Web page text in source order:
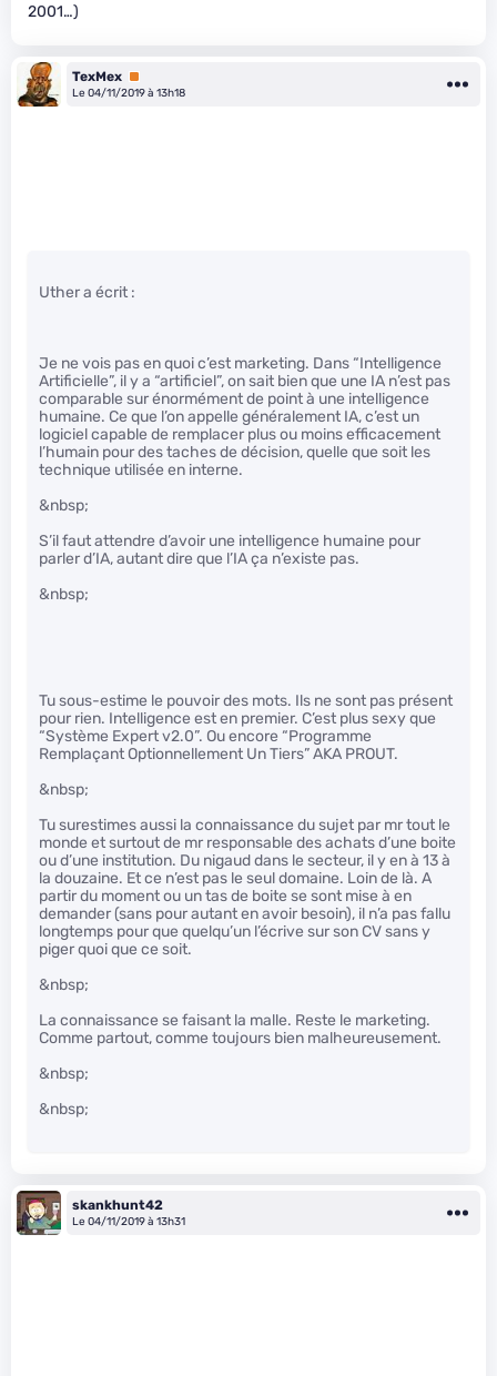
2001…)
TexMex Premium
Le 04/11/2019 à 13h18
Uther a écrit :
Je ne vois pas en quoi c’est marketing. Dans “Intelligence
Artificielle”, il y a “artificiel”, on sait bien que une IA n’est pas
comparable sur énormément de point à une intelligence
humaine. Ce que l’on appelle généralement IA, c’est un
logiciel capable de remplacer plus ou moins efficacement
l’humain pour des taches de décision, quelle que soit les
technique utilisée en interne.
&nbsp;
S’il faut attendre d’avoir une intelligence humaine pour
parler d’IA, autant dire que l’IA ça n’existe pas.
&nbsp;
Tu sous-estime le pouvoir des mots. Ils ne sont pas présent
pour rien. Intelligence est en premier. C’est plus sexy que
“Système Expert v2.0”. Ou encore “Programme
Remplaçant Optionnellement Un Tiers” AKA PROUT.
&nbsp;
Tu surestimes aussi la connaissance du sujet par mr tout le
monde et surtout de mr responsable des achats d’une boite
ou d’une institution. Du nigaud dans le secteur, il y en à 13 à
la douzaine. Et ce n’est pas le seul domaine. Loin de là. A
partir du moment ou un tas de boite se sont mise à en
demander (sans pour autant en avoir besoin), il n’a pas fallu
longtemps pour que quelqu’un l’écrive sur son CV sans y
piger quoi que ce soit.
&nbsp;
La connaissance se faisant la malle. Reste le marketing.
Comme partout, comme toujours bien malheureusement.
&nbsp;
&nbsp;
skankhunt42
Le 04/11/2019 à 13h31